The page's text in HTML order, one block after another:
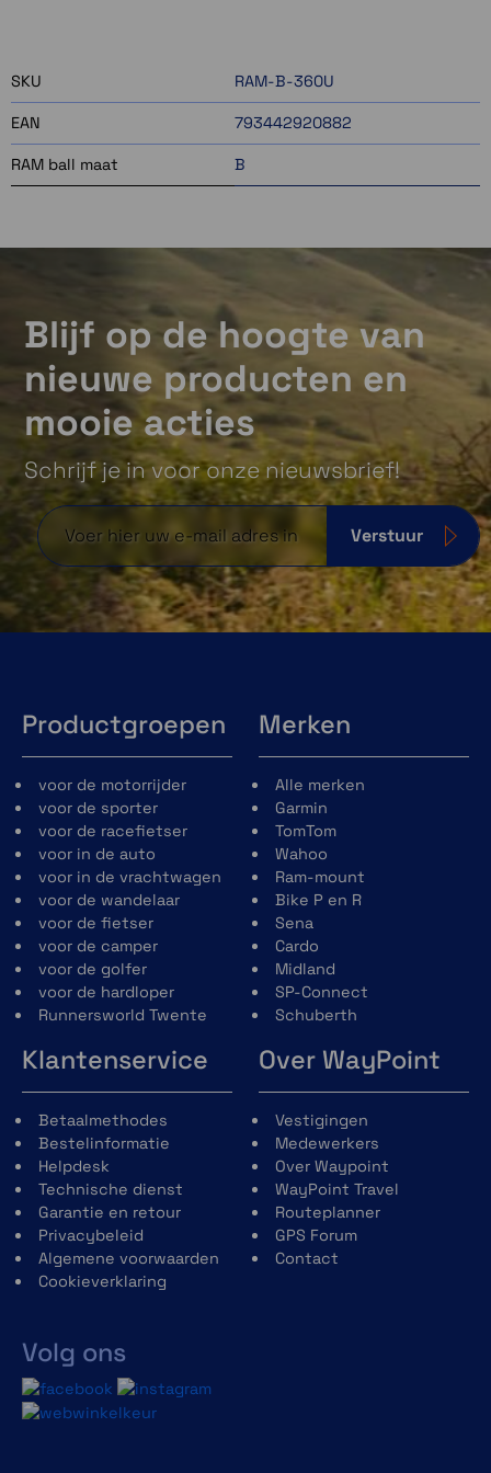
SKU RAM-B-360U
EAN 793442920882
RAM ball maat B
Blijf op de hoogte van
nieuwe producten en
mooie acties
Schrijf je in voor onze nieuwsbrief!
Verstuur
Productgroepen
voor de motorrijder
voor de sporter
voor de racefietser
voor in de auto
voor in de vrachtwagen
voor de wandelaar
voor de fietser
voor de camper
voor de golfer
voor de hardloper
Runnersworld Twente
Merken
Alle merken
Garmin
TomTom
Wahoo
Ram-mount
Bike P en R
Sena
Cardo
Midland
SP-Connect
Schuberth
Klantenservice
Betaalmethodes
Bestelinformatie
Helpdesk
Technische dienst
Garantie en retour
Privacybeleid
Algemene voorwaarden
Cookieverklaring
Volg ons
Over WayPoint
Vestigingen
Medewerkers
Over Waypoint
WayPoint Travel
Routeplanner
GPS Forum
Contact